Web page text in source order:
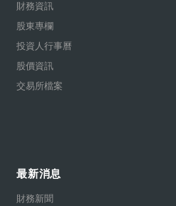
財務資訊
股東專欄
投資人行事曆
股價資訊
交易所檔案
最新消息
財務新聞